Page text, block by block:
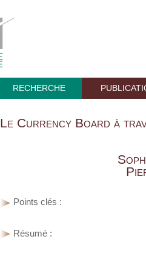
RECHERCHE
Le Currency Board à
Points clés :
Résumé :